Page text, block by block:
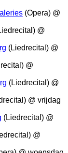
(Opera) @
@
(Liedrecital) @
@
(Liedrecital) @
@ vrijdag
(Liedrecital) @
@